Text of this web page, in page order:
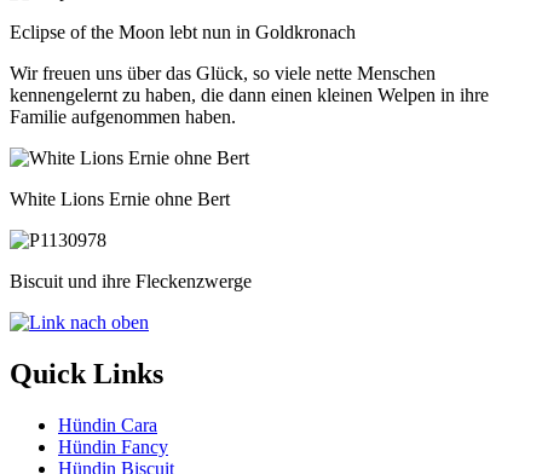
Eclipse of the Moon lebt nun in Goldkronach
Wir freuen uns über das Glück, so viele nette Menschen
kennengelernt zu haben, die dann einen kleinen Welpen in ihre
Familie aufgenommen haben.
White Lions Ernie ohne Bert
Biscuit und ihre Fleckenzwerge
Quick Links
Hündin Cara
Hündin Fancy
Hündin Biscuit